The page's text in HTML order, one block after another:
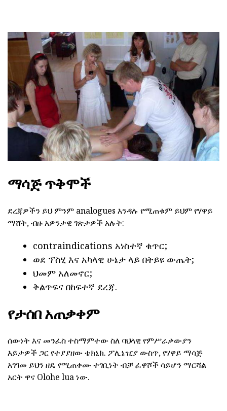
ማሳጅ ጥቅሞች
ደረጃዎችን ይህ ምንም analogues እንዳሉ የሚጠቁም ይህም የሃዋይ
ማሸት, ብዙ አዎንታዊ ገጽታዎች አሉት:
contraindications አነስተኛ ቁጥር;
ወደ ፕስሂ እና አካላዊ ሁኔታ ላይ በትይዩ ውጤት;
ህመም አለመኖር;
ቅልጥፍና በከፍተኛ ደረጃ.
የታሰበ አጠቃቀም
ሰውነት እና መንፈስ ተስማምተው ስለ ባህላዊ የምሥራቃውያን
እይታዎች ጋር የተያያዘው ቴክኒክ. ፖሊኔዢያ ውስጥ, የሃዋይ ማሳጅ
አገገመ ይህን ዘዴ የሚጠቀሙ ተገቢነት ብቻ ፈዋሾች ሳይሆን ማርሻል
አርት ዋና Olohe lua ነው.